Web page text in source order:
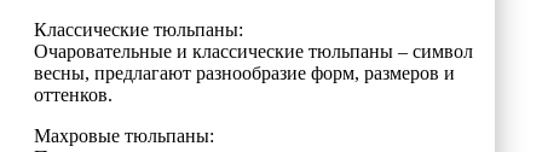
Классические тюльпаны:
Очаровательные и классические тюльпаны – символ
весны, предлагают разнообразие форм, размеров и
оттенков.
Махровые тюльпаны: